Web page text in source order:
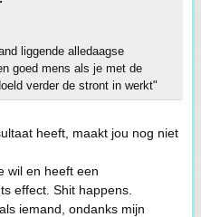
liggende alledaagse
goed mens als je met de
verder de stront in werkt"
heeft, maakt jou nog niet
wil en heeft een
effect. Shit happens.
iemand, ondanks mijn